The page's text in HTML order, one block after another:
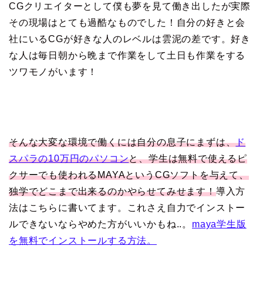
CGクリエイターとして僕も夢を見て働き出したが実際
その現場はとても過酷なものでした！自分の好きと会
社にいるCGが好きな人のレベルは雲泥の差です。好き
な人は毎日朝から晩まで作業をして土日も作業をする
ツワモノがいます！
そんな大変な環境で働くには自分の息子にまずは、ド
スパラの10万円のパソコンと、学生は無料で使えるピ
クサーでも使われるMAYAというCGソフトを与えて、
独学でどこまで出来るのかやらせてみせます！導入方
法はこちらに書いてます。これさえ自力でインストー
ルできないならやめた方がいいかもね..。 maya学生版
を無料でインストールする方法。